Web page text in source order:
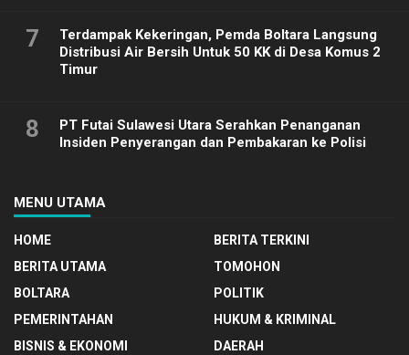
7
Terdampak Kekeringan, Pemda Boltara Langsung
Distribusi Air Bersih Untuk 50 KK di Desa Komus 2
Timur
8
PT Futai Sulawesi Utara Serahkan Penanganan
Insiden Penyerangan dan Pembakaran ke Polisi
MENU UTAMA
HOME
BERITA TERKINI
BERITA UTAMA
TOMOHON
BOLTARA
POLITIK
PEMERINTAHAN
HUKUM & KRIMINAL
BISNIS & EKONOMI
DAERAH